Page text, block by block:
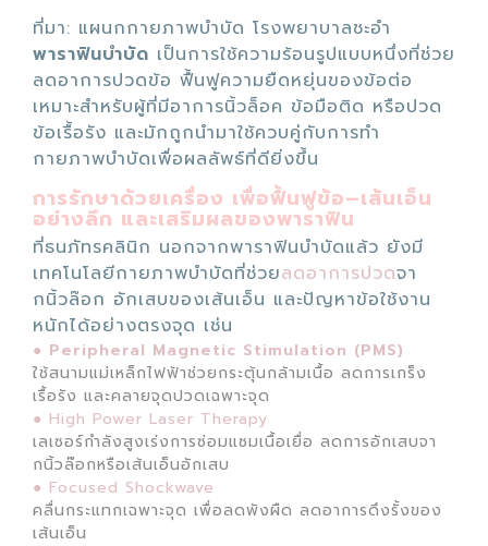
ที่มา: แผนกกายภาพบำบัด โรงพยาบาลชะอำ
พาราฟินบำบัด เป็นการใช้ความร้อนรูปแบบหนึ่งที่ช่วย
ลดอาการปวดข้อ ฟื้นฟูความยืดหยุ่นของข้อต่อ
เหมาะสำหรับผู้ที่มีอาการนิ้วล็อค ข้อมือติด หรือปวด
ข้อเรื้อรัง และมักถูกนำมาใช้ควบคู่กับการทำ
กายภาพบำบัดเพื่อผลลัพธ์ที่ดียิ่งขึ้น
การรักษาด้วยเครื่อง เพื่อฟื้นฟูข้อ–เส้นเอ็น
อย่างลึก และเสริมผลของพาราฟิน
ที่ธนภัทรคลินิก นอกจากพาราฟินบำบัดแล้ว ยังมี
เทคโนโลยีกายภาพบำบัดที่ช่วยลดอาการปวดจา
กนิ้วล๊อก อักเสบของเส้นเอ็น และปัญหาข้อใช้งาน
หนักได้อย่างตรงจุด เช่น
● Peripheral Magnetic Stimulation (PMS)
ใช้สนามแม่เหล็กไฟฟ้าช่วยกระตุ้นกล้ามเนื้อ ลดการเกร็ง
เรื้อรัง และคลายจุดปวดเฉพาะจุด
● High Power Laser Therapy
เลเซอร์กำลังสูงเร่งการซ่อมแซมเนื้อเยื่อ ลดการอักเสบจา
กนิ้วล๊อกหรือเส้นเอ็นอักเสบ
● Focused Shockwave
คลื่นกระแทกเฉพาะจุด เพื่อลดพังผืด ลดอาการดึงรั้งของ
เส้นเอ็น